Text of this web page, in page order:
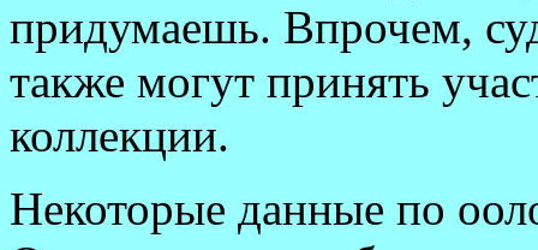
придумаешь. Впрочем,
также могут принять
коллекции.
Некоторые данные по